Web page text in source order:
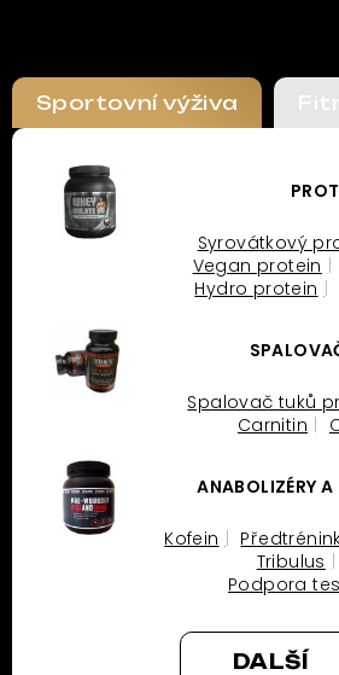
Sportovní výživa
Syrovátkový
Vegan protein
Hydro protein
Spalovač tuků
Carnitin
ANABOLIZÉRY
Kofein
Tribulus
Podpora
DALŠÍ